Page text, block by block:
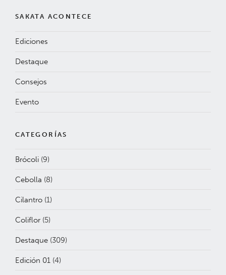
SAKATA ACONTECE
Ediciones
Destaque
Consejos
Evento
CATEGORÍAS
Brócoli (9)
Cebolla (8)
Cilantro (1)
Coliflor (5)
Destaque (309)
Edición 01 (4)